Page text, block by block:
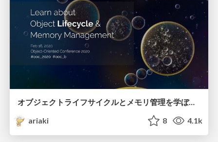
オブジェクトライフサイクルとメモリ管理を学ぼう / OOC 2020
ariaki
8 4.1k